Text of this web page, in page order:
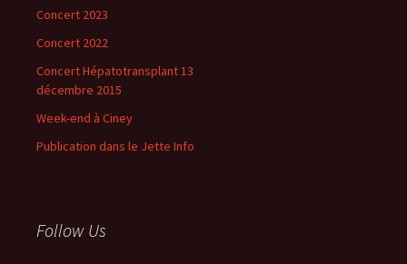
Concert 2023
Concert 2022
Concert Hépatotransplant 13
décembre 2015
Week-end à Ciney
Publication dans le Jette Info
Follow Us